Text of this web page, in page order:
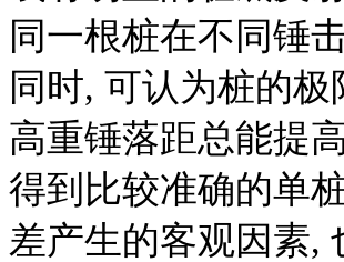
同一根桩在不同锤
同时, 可认为桩的
高重锤落距总能提
得到比较准确的单
差产生的客观因素,